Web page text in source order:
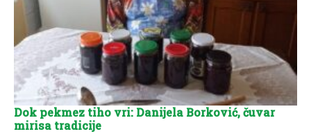
Dok pekmez tiho vri: Danijela Borković, čuvar
mirisa tradicije